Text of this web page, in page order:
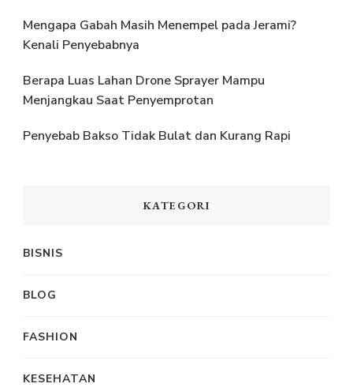
Mengapa Gabah Masih Menempel pada Jerami?
Kenali Penyebabnya
Berapa Luas Lahan Drone Sprayer Mampu
Menjangkau Saat Penyemprotan
Penyebab Bakso Tidak Bulat dan Kurang Rapi
KATEGORI
BISNIS
BLOG
FASHION
KESEHATAN